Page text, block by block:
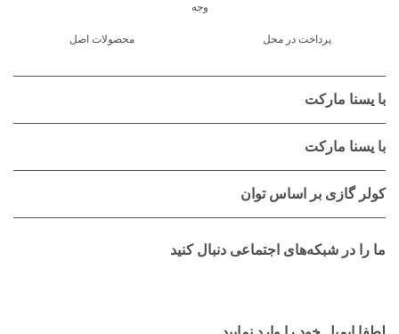
وجه
پرداخت در محل محصولات اصل
با یسنا مارکت
با یسنا مارکت
کولر گازی بر اساس توان
ما را در شبکه‌های اجتماعی دنبال کنید